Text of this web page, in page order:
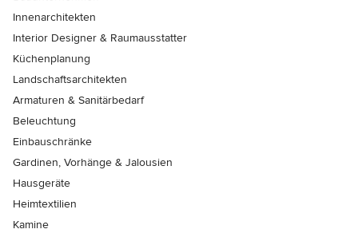
Innenarchitekten
Interior Designer & Raumausstatter
Küchenplanung
Landschaftsarchitekten
Armaturen & Sanitärbedarf
Beleuchtung
Einbauschränke
Gardinen, Vorhänge & Jalousien
Hausgeräte
Heimtextilien
Kamine